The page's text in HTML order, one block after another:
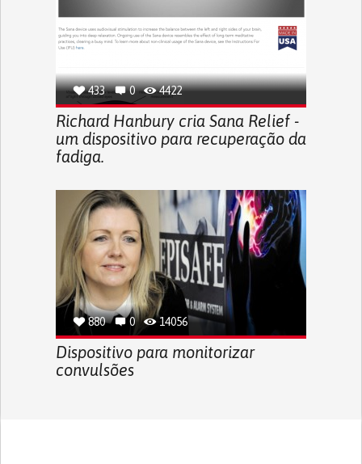
433 0 4422
Richard Hanbury cria Sana Relief -
um dispositivo para recuperação da
fadiga.
880 0 14056
Dispositivo para monitorizar
convulsões